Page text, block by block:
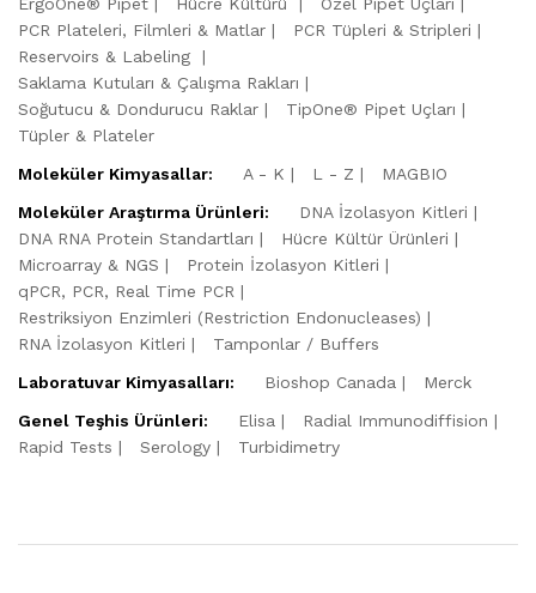
PCR Plateleri, Filmleri & Matlar
PCR Tüpleri & Stripleri
Reservoirs & Labeling
Saklama Kutuları & Çalışma Rakları
Soğutucu & Dondurucu Raklar
TipOne® Pipet Uçları
Tüpler & Plateler
Moleküler Kimyasallar:
A - K L - Z
MAGBIO
Moleküler Araştırma Ürünleri:
DNA İzolasyon Kitleri
DNA RNA Protein Standartları
Hücre Kültür Ürünleri
Microarray & NGS
Protein İzolasyon Kitleri
qPCR, PCR, Real Time PCR
Restriksiyon Enzimleri (Restriction Endonucleases)
RNA İzolasyon Kitleri
Tamponlar / Buffers
Laboratuvar Kimyasalları:
Bioshop Canada
Merck
Genel Teşhis Ürünleri:
Elisa
Radial Immunodiffision
Rapid Tests
Serology Turbidimetry